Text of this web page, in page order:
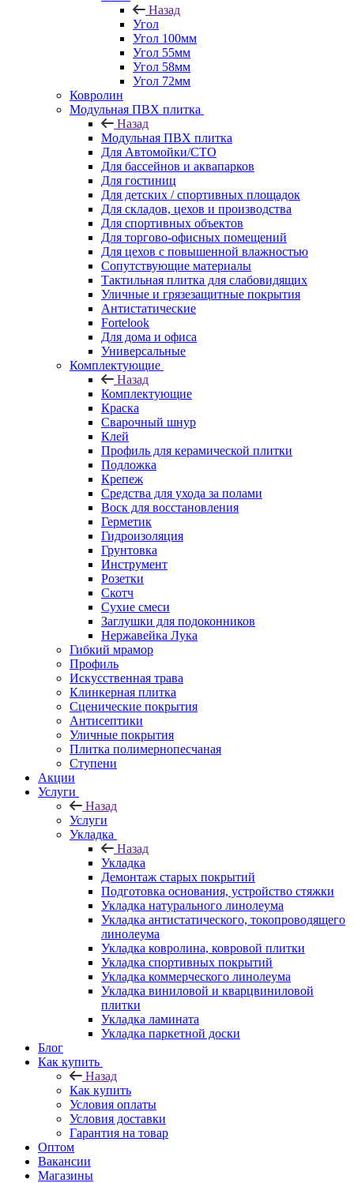
Назад
Угол
Угол 100мм
Угол 55мм
Угол 58мм
Угол 72мм
Ковролин
Модульная ПВХ плитка
Назад
Модульная ПВХ плитка
Для Автомойки/СТО
Для бассейнов и аквапарков
Для гостиниц
Для детских / спортивных площадок
Для складов, цехов и производства
Для спортивных объектов
Для торгово-офисных помещений
Для цехов с повышенной влажностью
Сопутствующие материалы
Тактильная плитка для слабовидящих
Уличные и грязезащитные покрытия
Антистатические
Fortelook
Для дома и офиса
Универсальные
Комплектующие
Назад
Комплектующие
Краска
Сварочный шнур
Клей
Профиль для керамической плитки
Подложка
Крепеж
Средства для ухода за полами
Воск для восстановления
Герметик
Гидроизоляция
Грунтовка
Инструмент
Розетки
Скотч
Сухие смеси
Заглушки для подоконников
Нержавейка Лука
Гибкий мрамор
Профиль
Искусственная трава
Клинкерная плитка
Сценические покрытия
Антисептики
Уличные покрытия
Плитка полимернопесчаная
Ступени
Акции
Услуги
Назад
Услуги
Укладка
Назад
Укладка
Демонтаж старых покрытий
Подготовка основания, устройство стяжки
Укладка натурального линолеума
Укладка антистатического, токопроводящего
линолеума
Укладка ковролина, ковровой плитки
Укладка спортивных покрытий
Укладка коммерческого линолеума
Укладка виниловой и кварцвиниловой
плитки
Укладка ламината
Укладка паркетной доски
Блог
Как купить
Назад
Как купить
Условия оплаты
Условия доставки
Гарантия на товар
Оптом
Вакансии
Магазины